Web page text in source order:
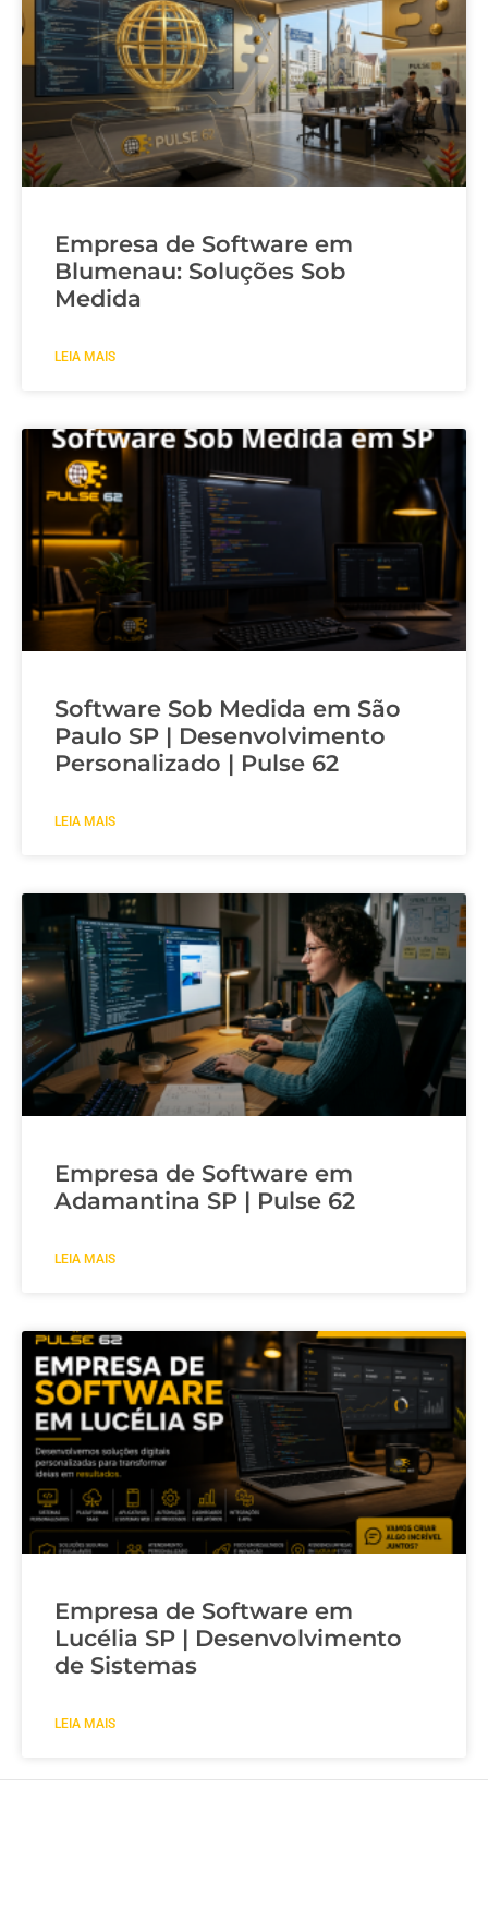
Empresa de Software em
Blumenau: Soluções Sob
Medida
LEIA MAIS
Software Sob Medida em São
Paulo SP | Desenvolvimento
Personalizado | Pulse 62
LEIA MAIS
Empresa de Software em
Adamantina SP | Pulse 62
LEIA MAIS
Empresa de Software em
Lucélia SP | Desenvolvimento
de Sistemas
LEIA MAIS